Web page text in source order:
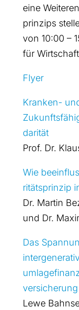
eine
prin­zips
von 10:00 –
für
Fly­er
Kran­ken-
da­ri­tät
Prof. Dr.
Wie
ri­täts­prin­zip
Dr. Mar­tin
und Dr.
Das
ver­si­che­rung
Lewe